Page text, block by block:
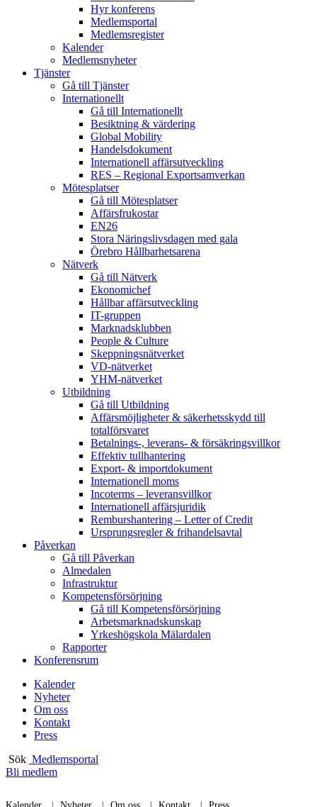
Hyr konferens
Medlemsportal
Medlemsregister
Kalender
Medlemsnyheter
Tjänster
Gå till Tjänster
Internationellt
Gå till Internationellt
Besiktning & värdering
Global Mobility
Handelsdokument
Internationell affärsutveckling
RES – Regional Exportsamverkan
Mötesplatser
Gå till Mötesplatser
Affärsfrukostar
EN26
Stora Näringslivsdagen med gala
Örebro Hållbarhetsarena
Nätverk
Gå till Nätverk
Ekonomichef
Hållbar affärsutveckling
IT-gruppen
Marknadsklubben
People & Culture
Skeppningsnätverket
VD-nätverket
YHM-nätverket
Utbildning
Gå till Utbildning
Affärsmöjligheter & säkerhetsskydd till
totalförsvaret
Betalnings-, leverans- & försäkringsvillkor
Effektiv tullhantering
Export- & importdokument
Internationell moms
Incoterms – leveransvillkor
Internationell affärsjuridik
Remburshantering – Letter of Credit
Ursprungsregler & frihandelsavtal
Påverkan
Gå till Påverkan
Almedalen
Infrastruktur
Kompetensförsörjning
Gå till Kompetensförsörjning
Arbetsmarknadskunskap
Yrkeshögskola Mälardalen
Rapporter
Konferensrum
Kalender
Nyheter
Om oss
Kontakt
Press
Sök Medlemsportal
Bli medlem